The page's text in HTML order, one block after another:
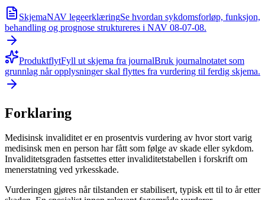
SkjemaNAV legeerklæringSe hvordan sykdomsforløp, funksjon,
behandling og prognose struktureres i NAV 08-07-08.
ProduktflytFyll ut skjema fra journalBruk journalnotatet som
grunnlag når opplysninger skal flyttes fra vurdering til ferdig skjema.
Forklaring
Medisinsk invaliditet er en prosentvis vurdering av hvor stort varig
medisinsk men en person har fått som følge av skade eller sykdom.
Invaliditetsgraden fastsettes etter invaliditetstabellen i forskrift om
menerstatning ved yrkesskade.
Vurderingen gjøres når tilstanden er stabilisert, typisk ett til to år etter